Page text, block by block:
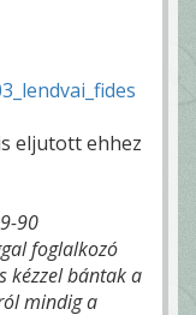
eljutott ehhez
90
foglalkozó
kézzel bántak a
mindig a